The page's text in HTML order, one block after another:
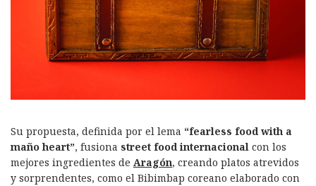
Su propuesta, definida por el lema “fearless food with a
maño heart”, fusiona street food internacional con los
mejores ingredientes de Aragón, creando platos atrevidos
y sorprendentes, como el Bibimbap coreano elaborado con